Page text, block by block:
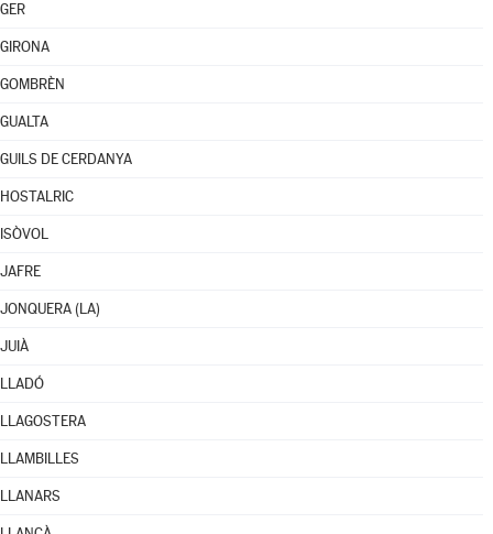
GER
GIRONA
GOMBRÈN
GUALTA
GUILS DE CERDANYA
HOSTALRIC
ISÒVOL
JAFRE
JONQUERA (LA)
JUIÀ
LLADÓ
LLAGOSTERA
LLAMBILLES
LLANARS